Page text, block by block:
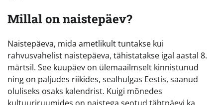
Millal on naistepäev?
Naistepäeva, mida ametlikult tuntakse kui
rahvusvahelist naistepäeva, tähistatakse igal aastal 8.
märtsil. See kuupäev on ülemaailmselt kinnistunud
ning on paljudes riikides, sealhulgas Eestis, saanud
oluliseks osaks kalendrist. Kuigi mõnedes